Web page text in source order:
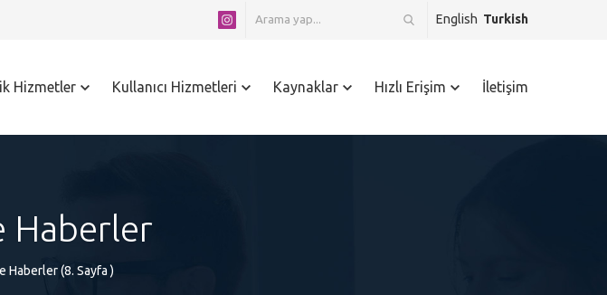
English Turkish
Hizmetler Kullanıcı Hizmetleri Kaynaklar Hızlı Erişim İletişim
Haberler
Haberler(8. Sayfa )